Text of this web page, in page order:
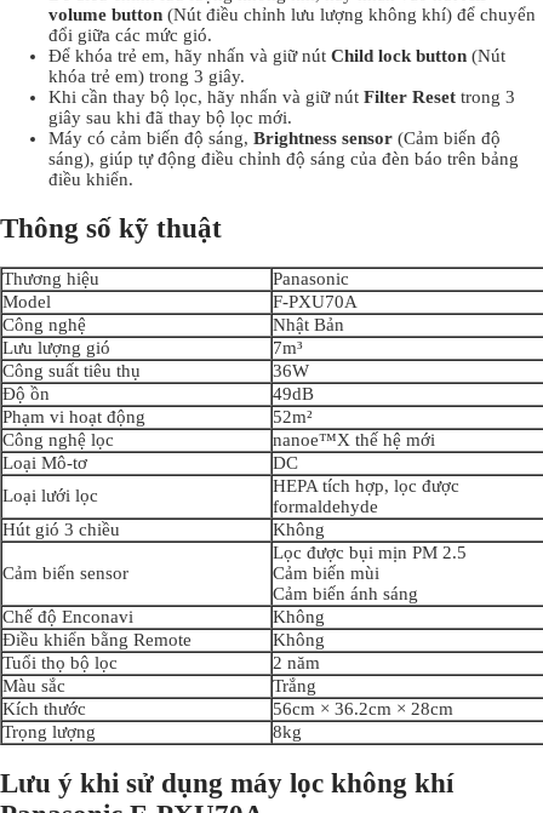
volume button (Nút điều chỉnh lưu lượng không khí) để chuyển
đổi giữa các mức gió.
Để khóa trẻ em, hãy nhấn và giữ nút Child lock button (Nút
khóa trẻ em) trong 3 giây.
Khi cần thay bộ lọc, hãy nhấn và giữ nút Filter Reset trong 3
giây sau khi đã thay bộ lọc mới.
Máy có cảm biến độ sáng, Brightness sensor (Cảm biến độ
sáng), giúp tự động điều chỉnh độ sáng của đèn báo trên bảng
điều khiển.
Thông số kỹ thuật
Thương hiệu
Panasonic
Model
F-PXU70A
Công nghệ
Nhật Bản
Lưu lượng gió
7m³
Công suất tiêu thụ
36W
Độ ồn
49dB
Phạm vi hoạt động
52m²
Công nghệ lọc
nanoe™X thế hệ mới
Loại Mô-tơ
DC
Loại lưới lọc
HEPA tích hợp, lọc được
formaldehyde
Hút gió 3 chiều
Không
Cảm biến sensor
Lọc được bụi mịn PM 2.5
Cảm biến mùi
Cảm biến ánh sáng
Chế độ Enconavi
Không
Điều khiển bằng Remote
Không
Tuổi thọ bộ lọc
2 năm
Màu sắc
Trắng
Kích thước
56cm × 36.2cm × 28cm
Trọng lượng
8kg
Lưu ý khi sử dụng máy lọc không khí